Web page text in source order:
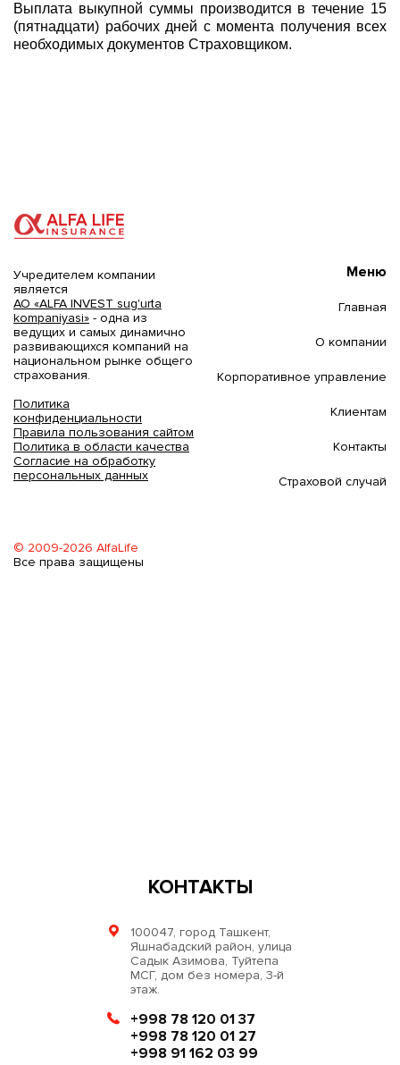
Выплата выкупной суммы производится в течение 15
(пятнадцати) рабочих дней с момента получения всех
необходимых документов Страховщиком.
Учредителем компании
является
АО «ALFA INVEST sug'urta
kompaniyasi» - одна из
ведущих и самых динамично
развивающихся компаний на
национальном рынке общего
страхования.
Политика
конфиденциальности
Правила пользования сайтом
Политика в области качества
Согласие на обработку
персональных данных
© 2009-2026 AlfaLife
Все права защищены
Меню
Главная
О компании
Корпоративное управление
Клиентам
Контакты
Страховой случай
КОНТАКТЫ
100047, город Ташкент,
Яшнабадский район, улица
Садык Азимова, Туйтепа
МСГ, дом без номера, 3-й
этаж.
+998 78 120 01 37
+998 78 120 01 27
+998 91 162 03 99